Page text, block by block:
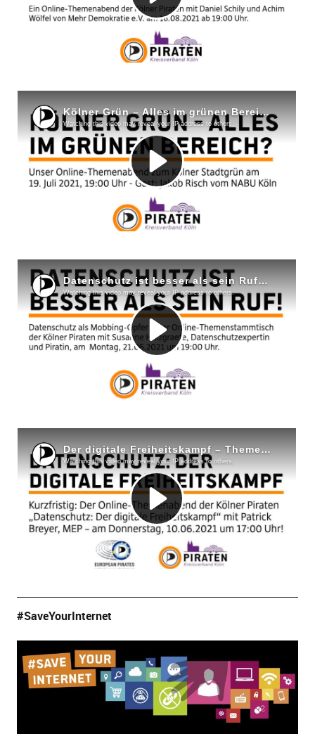
#SaveYourInternet